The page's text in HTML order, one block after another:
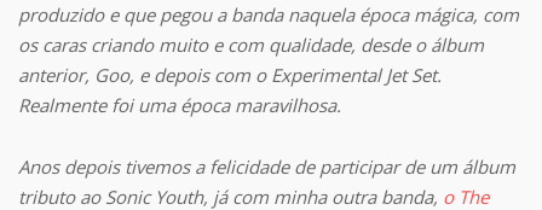
produzido e que pegou a banda naquela época mágica, com
os caras criando muito e com qualidade, desde o álbum
anterior, Goo, e depois com o Experimental Jet Set.
Realmente foi uma época maravilhosa.
Anos depois tivemos a felicidade de participar de um álbum
tributo ao Sonic Youth, já com minha outra banda, o The